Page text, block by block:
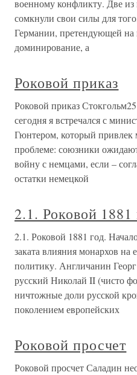
военному конфликту. Две
сомкнули свои силы для
Германии, претендующей на
доминирование, а
Роковой приказ
Роковой приказ
сегодня я встречался с
Гюнтером, который
проблеме: союзники
войну с немцами, если –
остатки немецкой
2.1. Роковой 1881
2.1. Роковой 1881 год.
заката влияния монархов
политику. Англичанин
русский Николай II (чисто
ничтожные доли русской
поколением европейских
Роковой просчет
Роковой просчет Саладин